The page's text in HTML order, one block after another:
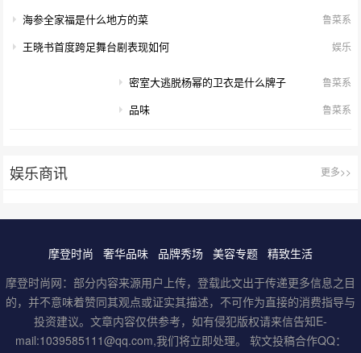
海参全家福是什么地方的菜 鲁菜系
王晓书首度跨足舞台剧表现如何 娱乐
密室大逃脱杨幂的卫衣是什么牌子 鲁菜系
品味 鲁菜系
娱乐商讯 更多>>
摩登时尚 奢华品味 品牌秀场 美容专题 精致生活
摩登时尚网：部分内容来源用户上传，登载此文出于传递更多信息之目
的，并不意味着赞同其观点或证实其描述，不可作为直接的消费指导与
投资建议。文章内容仅供参考，如有侵犯版权请来信告知E-
mail:1039585111@qq.com,我们将立即处理。 软文投稿合作QQ：